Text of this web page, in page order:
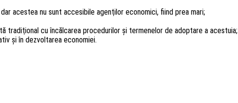
acestea nu sunt accesibile agenţilor economici, fiind prea mari;
tradiţional cu încălcarea procedurilor şi termenelor de adoptare a acestuia;
şi în dezvoltarea economiei.